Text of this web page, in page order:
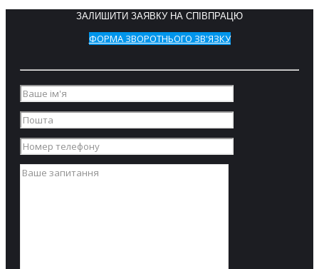
ЗАЛИШИТИ ЗАЯВКУ НА СПІВПРАЦЮ
ФОРМА ЗВОРОТНЬОГО ЗВ'ЯЗКУ